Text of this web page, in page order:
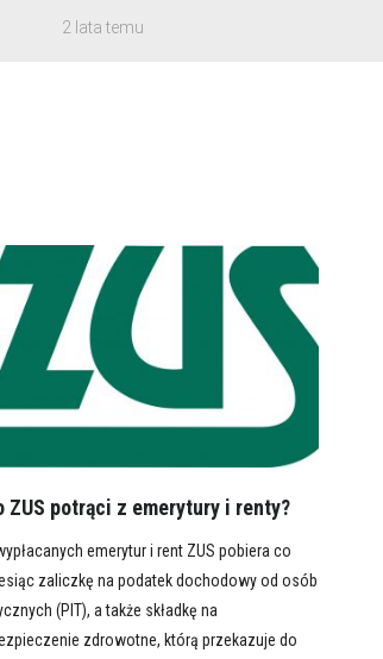
2 lata temu
ZUS potrąci z emerytury i renty?
emerytur i rent ZUS pobiera co
zaliczkę na podatek dochodowy od osób
(PIT), a także składkę na
zdrowotne, którą przekazuje do